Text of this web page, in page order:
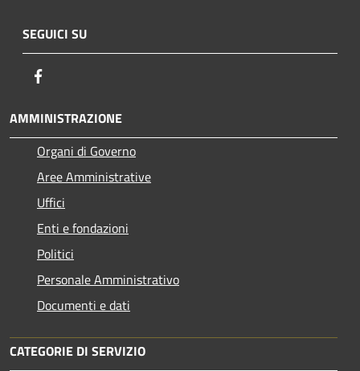
SEGUICI SU
AMMINISTRAZIONE
Organi di Governo
Aree Amministrative
Uffici
Enti e fondazioni
Politici
Personale Amministrativo
Documenti e dati
CATEGORIE DI SERVIZIO